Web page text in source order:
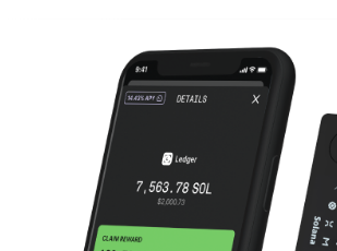
Ledger Stax
Premium desde cada ángulo